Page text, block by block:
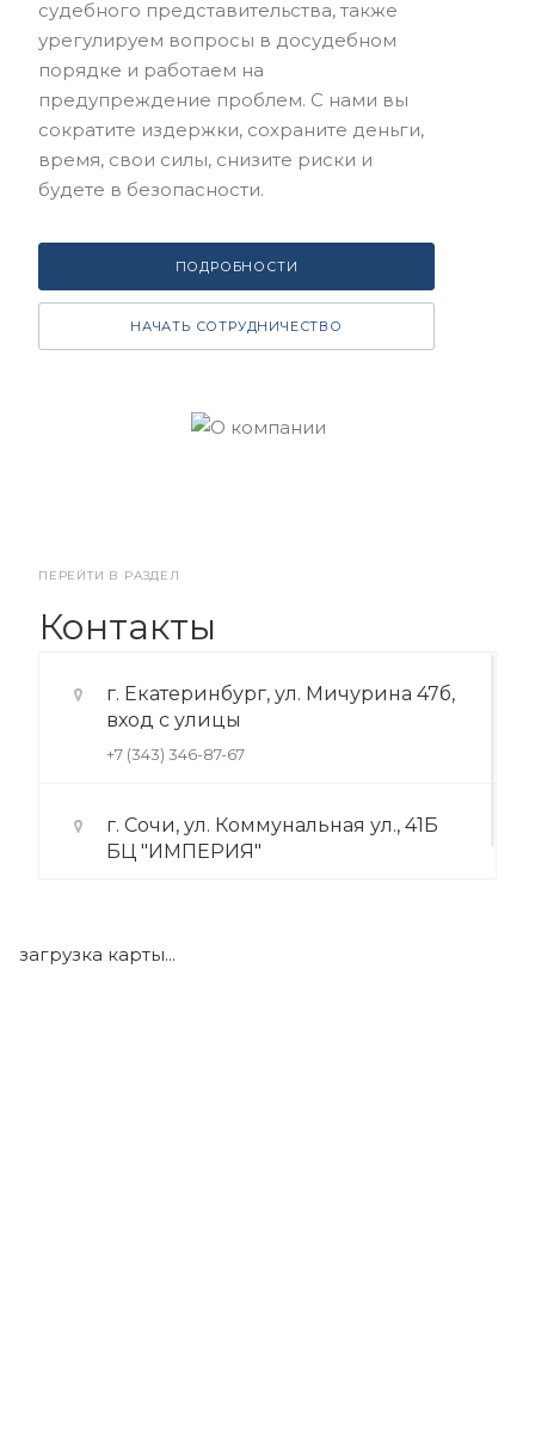
судебного представительства, также
урегулируем вопросы в досудебном
порядке и работаем на
предупреждение проблем. С нами вы
сократите издержки, сохраните деньги,
время, свои силы, снизите риски и
будете в безопасности.
ПОДРОБНОСТИ
НАЧАТЬ СОТРУДНИЧЕСТВО
ПЕРЕЙТИ В РАЗДЕЛ
Контакты
г. Екатеринбург, ул. Мичурина 47б,
вход с улицы
+7 (343) 346-87-67
г. Сочи, ул. Коммунальная ул., 41Б
БЦ "ИМПЕРИЯ"
загрузка карты...